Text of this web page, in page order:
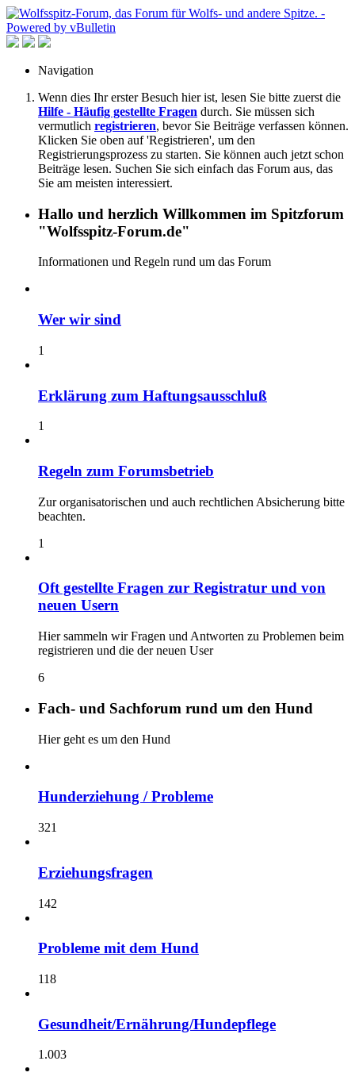
Navigation
Wenn dies Ihr erster Besuch hier ist, lesen Sie bitte zuerst die
Hilfe - Häufig gestellte Fragen durch. Sie müssen sich
vermutlich registrieren, bevor Sie Beiträge verfassen können.
Klicken Sie oben auf 'Registrieren', um den
Registrierungsprozess zu starten. Sie können auch jetzt schon
Beiträge lesen. Suchen Sie sich einfach das Forum aus, das
Sie am meisten interessiert.
Hallo und herzlich Willkommen im Spitzforum
"Wolfsspitz-Forum.de"
Informationen und Regeln rund um das Forum
Wer wir sind
1
Erklärung zum Haftungsausschluß
1
Regeln zum Forumsbetrieb
Zur organisatorischen und auch rechtlichen Absicherung bitte
beachten.
1
Oft gestellte Fragen zur Registratur und von
neuen Usern
Hier sammeln wir Fragen und Antworten zu Problemen beim
registrieren und die der neuen User
6
Fach- und Sachforum rund um den Hund
Hier geht es um den Hund
Hunderziehung / Probleme
321
Erziehungsfragen
142
Probleme mit dem Hund
118
Gesundheit/Ernährung/Hundepflege
1.003